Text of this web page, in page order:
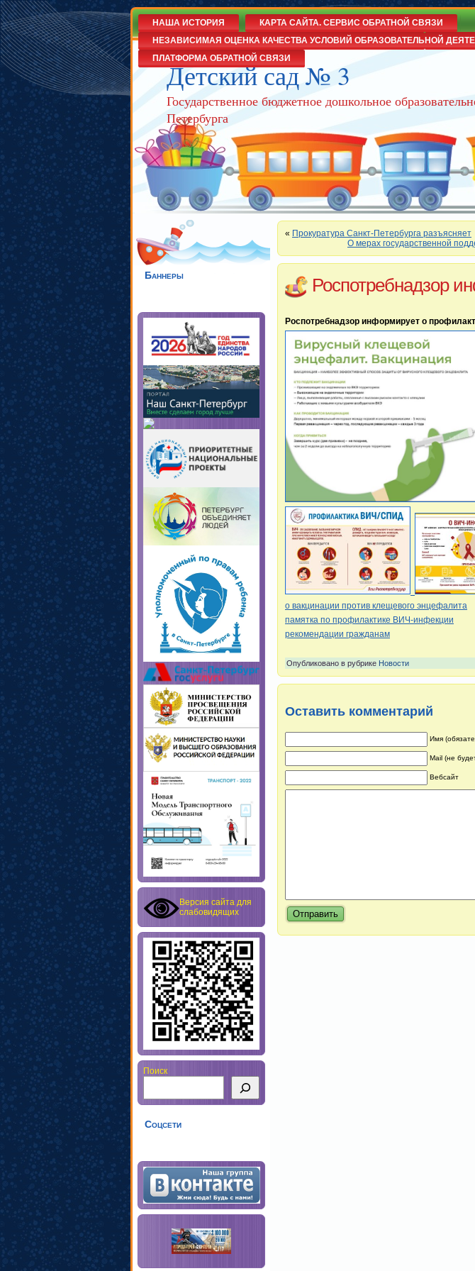
Детский сад № 3
Государственное бюджетное дошкольное
Петербурга
НАША ИСТОРИЯ
КАРТА САЙТА. СЕРВИС ОБРАТНОЙ СВЯЗИ
НЕЗАВИСИМАЯ ОЦЕНКА КАЧЕСТВА УСЛОВИЙ ОБРАЗОВАТЕЛЬНОЙ
ПЛАТФОРМА ОБРАТНОЙ СВЯЗИ
Баннеры
Версия сайта для
слабовидящих
Поиск
Соцсети
« Прокуратура Санкт-Петербурга разъясняет
О мерах государственной
Роспотребнадзор
Роспотребнадзор информирует о
о вакцинации против клещевого энцефалита
памятка по профилактике ВИЧ-инфекции
рекомендации гражданам
Опубликовано в рубрике Новости
Оставить комментарий
Имя
Mail (не
Вебсайт